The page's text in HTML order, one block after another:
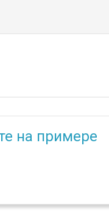
на примере